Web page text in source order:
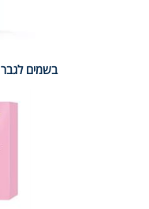
בשמים לגבר